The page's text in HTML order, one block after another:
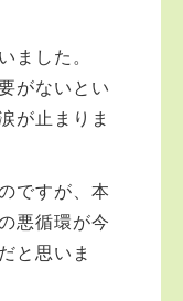
。
ました。
がないとい
が止まりま
ですが、本
悪循環が今
と思いま